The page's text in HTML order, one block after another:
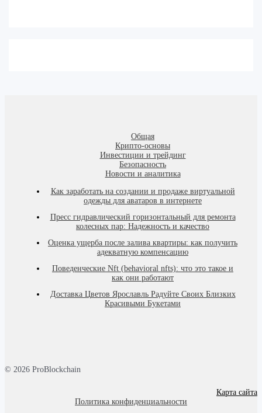
Общая
Крипто-основы
Инвестиции и трейдинг
Безопасность
Новости и аналитика
Как заработать на создании и продаже виртуальной
одежды для аватаров в интернете
Пресс гидравлический горизонтальный для ремонта
колесных пар: Надежность и качество
Оценка ущерба после залива квартиры: как получить
адекватную компенсацию
Поведенческие Nft (behavioral nfts): что это такое и
как они работают
Доставка Цветов Ярославль Радуйте Своих Близких
Красивыми Букетами
© 2026 ProBlockchain
Карта сайта
Политика конфиденциальности